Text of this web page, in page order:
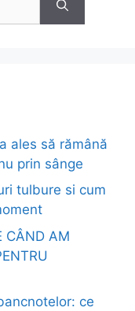
ales să rămână
prin sânge
tulbure si cum
CÂND AM
ce